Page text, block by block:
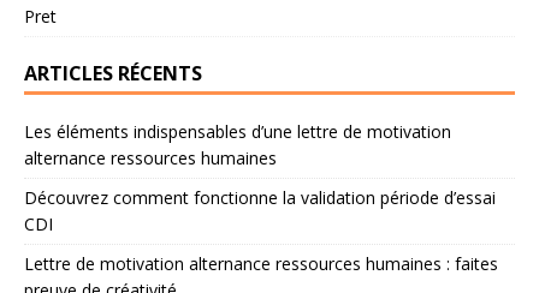
Pret
ARTICLES RÉCENTS
Les éléments indispensables d’une lettre de motivation
alternance ressources humaines
Découvrez comment fonctionne la validation période d’essai
CDI
Lettre de motivation alternance ressources humaines : faites